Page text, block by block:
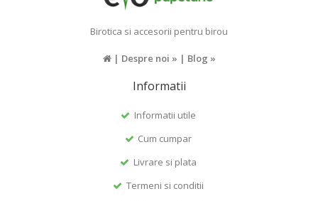
Birotica si accesorii pentru birou
| Despre noi » | Blog »
Informatii
Informatii utile
Cum cumpar
Livrare si plata
Termeni si conditii